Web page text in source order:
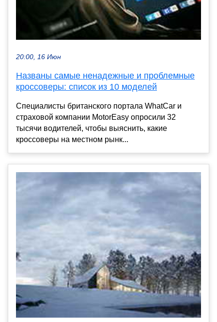
20:00, 16 Июн
Названы самые ненадежные и проблемные
кроссоверы: список из 10 моделей
Специалисты британского портала WhatCar и
страховой компании MotorEasy опросили 32
тысячи водителей, чтобы выяснить, какие
кроссоверы на местном рынк...